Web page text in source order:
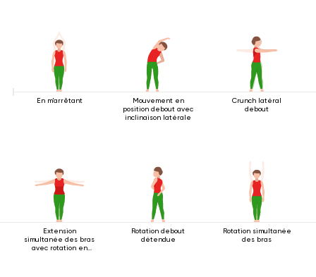
En m'arrêtant
Mouvement en
position debout avec
inclinaison latérale
Crunch latéral
debout
Extension
simultanée des bras
avec rotation en
Rotation debout
détendue
Rotation simultanée
des bras